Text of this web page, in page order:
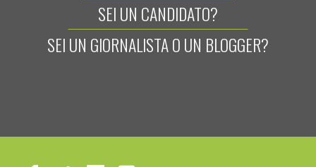
SEI UN CANDIDATO?
SEI UN GIORNALISTA O UN BLOGGER?